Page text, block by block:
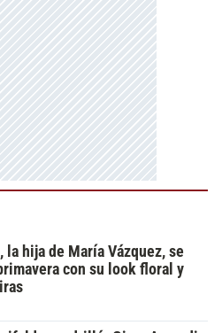
la hija de María Vázquez, se
con su look floral y